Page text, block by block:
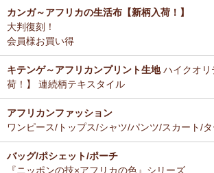
カンガ～アフリカの生活布【新柄入荷！】
大判復刻！
会員様お買い得
キテンゲ～アフリカンプリント生地ハイクオリ
荷！】 連続柄テキスタイル
アフリカンファッション
ワンピース/トップス/シャツ/パンツ/スカート/
バッグ/ポシェット/ポーチ
『ニッポンの技×アフリカの色』シリーズ